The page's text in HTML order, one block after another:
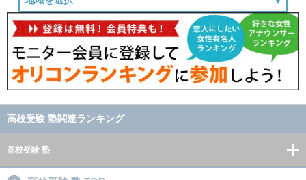
高校受験 塾関連ランキング
高校受験 塾